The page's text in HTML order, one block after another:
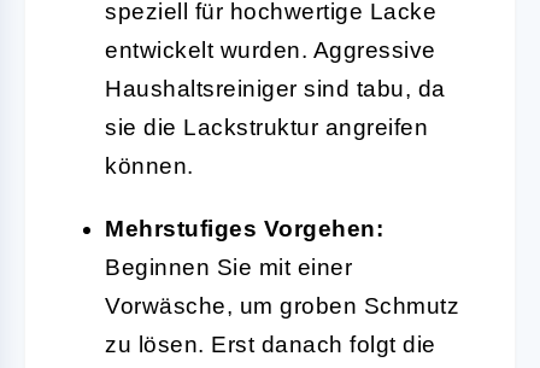
speziell für hochwertige Lacke
entwickelt wurden. Aggressive
Haushaltsreiniger sind tabu, da
sie die Lackstruktur angreifen
können.
Mehrstufiges Vorgehen:
Beginnen Sie mit einer
Vorwäsche, um groben Schmutz
zu lösen. Erst danach folgt die